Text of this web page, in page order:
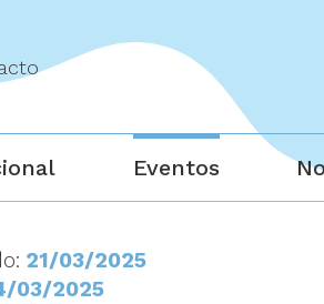
Eventos
21/03/2025
03/2025